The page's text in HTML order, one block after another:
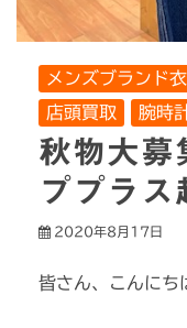
メンズブランド
店頭買取
腕時
秋物大
ププラス
2020年8月17日
皆さん、こんにち